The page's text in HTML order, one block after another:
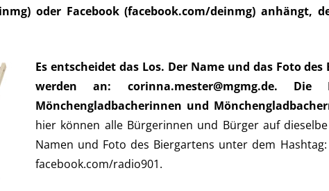
oder Facebook (facebook.com/deinmg) anhängt,
Es entscheidet das Los. Der Name und das Foto
werden an: corinna.mester@mgmg.de.
Mönchengladbacherinnen und
hier können alle Bürgerinnen und Bürger auf
Namen und Foto des Biergartens unter dem
facebook.com/radio901.